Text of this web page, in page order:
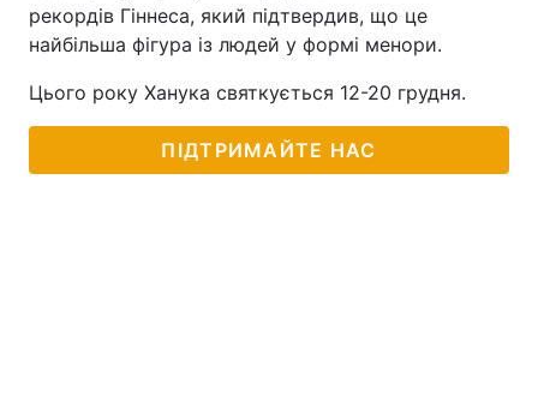
рекордів Гіннеса, який підтвердив, що це
найбільша фігура із людей у формі менори.
Цього року Ханука святкується 12-20 грудня.
ПІДТРИМАЙТЕ НАС